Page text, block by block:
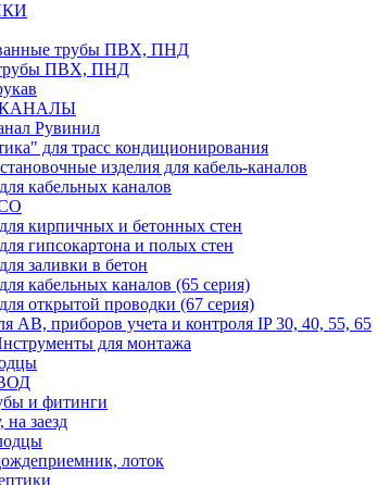
трубы ПВХ, ПНД
трубы ПВХ, ПНД
Рувинил
для трасс кондиционирования
изделия для кабель-каналов
кабельных каналов
кирпичных и бетонных стен
гипсокартона и полых стен
заливки в бетон
кабельных каналов (65 серия)
открытой проводки (67 серия)
АВ, приборов учета и контроля IP 30, 40, 55, 65
для монтажа
и фитинги
на заезд
лоток